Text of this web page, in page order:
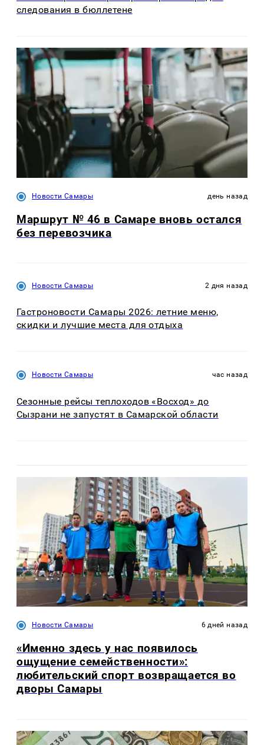
следования в бюллетене
Новости Самары день назад
Маршрут № 46 в Самаре вновь остался
без перевозчика
Новости Самары 2 дня назад
Гастроновости Самары 2026: летние меню,
скидки и лучшие места для отдыха
Новости Самары час назад
Сезонные рейсы теплоходов «Восход» до
Сызрани не запустят в Самарской области
Новости Самары 6 дней назад
«Именно здесь у нас появилось
ощущение семейственности»:
любительский спорт возвращается во
дворы Самары